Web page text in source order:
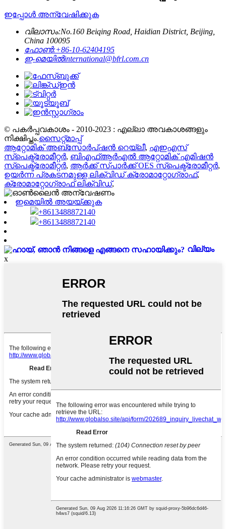
ഇപ്പോൾ അന്വേഷിക്കുക
വിലാസം:No.160 Beiqing Road, Haidian District, Beijing,
China 100095
ഫോൺ:+86-10-62404195
ഇ-മെയിൽinternational@bfrl.com.cn
© പകർപ്പവകാശം - 2010-2023 : എല്ലാ അവകാശങ്ങളും
നിക്ഷിപ്തം.സൈറ്റ്മാപ്പ്
ആറ്റോമിക് അബ്സോർപ്ഷൻ റെയ്‌ലീ, എഇഎസ്
സ്പെക്ട്രോമീറ്റർ, ബിഎഫ്ആർഎൽ ആറ്റോമിക് എമിഷൻ
സ്പെക്ട്രോമീറ്റർ, ആർക്ക് സ്പാർക്ക് OES സ്പെക്ട്രോമീറ്റർ,
ഉയർന്ന പ്രകടനമുള്ള ലിക്വിഡ് ക്രോമാറ്റോഗ്രാഫ്,
ക്രോമാറ്റോഗ്രാഫ് ലിക്വിഡ്,
ഇമെയിൽ അയയ്ക്കുക
+8613488872140
+8613488872140
വില്യം
x